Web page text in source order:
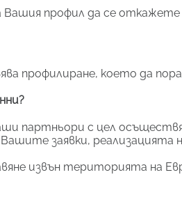
Вашия профил да се
профилиране, което да
партньори с цел
заявки, реализацията
извън територията на